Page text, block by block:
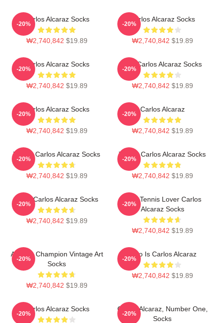
Carlos Alcaraz Socks
₩2,740,842 $19.89
-20%
Carlos Alcaraz Socks
₩2,740,842 $19.89
-20%
Carlos Alcaraz Socks
₩2,740,842 $19.89
-20%
The Carlos Alcaraz Socks
₩2,740,842 $19.89
-20%
Carlos Alcaraz Socks
₩2,740,842 $19.89
-20%
Carlos Alcaraz
₩2,740,842 $19.89
-20%
Tennis Carlos Alcaraz Socks
₩2,740,842 $19.89
-20%
Tennis Carlos Alcaraz Socks
₩2,740,842 $19.89
-20%
Tenis Carlos Alcaraz Socks
₩2,740,842 $19.89
-20%
Girls Tennis Lover Carlos
Alcaraz Socks
₩2,740,842 $19.89
-20%
Alcaraz Champion Vintage Art
Socks
₩2,740,842 $19.89
-20%
Who Is Carlos Alcaraz
₩2,740,842 $19.89
-20%
Carlos Alcaraz Socks
-20%
Carlos Alcaraz, Number One,
Socks
-20%